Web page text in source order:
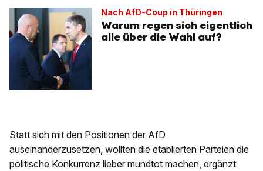
Nach AfD-Coup in Thüringen
Warum regen sich eigentlich
alle über die Wahl auf?
Statt sich mit den Positionen der AfD
auseinanderzusetzen, wollten die etablierten Parteien die
politische Konkurrenz lieber mundtot machen, ergänzt